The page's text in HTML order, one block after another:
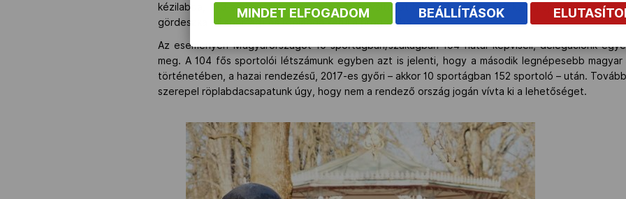
kézilabda, 3×3-as kosárlabda (a nagypályás változat helyett), mountain bike (új sportág),
gördeszka (új sportág) és röplabda kerül a programba.
Az eseményen Magyarországot 10 sportágban/szakágban 104 fiatal képviseli, delegációnk
meg. A 104 fős sportolói létszámunk egyben azt is jelenti, hogy a második legnépesebb
történetében, a hazai rendezésű, 2017-es győri – akkor 10 sportágban 152 sportoló – után.
szerepel röplabdacsapatunk úgy, hogy nem a rendező ország jogán vívta ki a lehetőséget.
MINDET ELFOGADOM BEÁLLÍTÁSOK